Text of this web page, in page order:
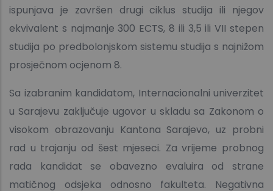
ispunjava je završen drugi ciklus studija ili njegov
ekvivalent s najmanje 300 ECTS, 8 ili 3,5 ili VII stepen
studija po predbolonjskom sistemu studija s najnižom
prosječnom ocjenom 8.
Sa izabranim kandidatom, Internacionalni univerzitet
u Sarajevu zaključuje ugovor u skladu sa Zakonom o
visokom obrazovanju Kantona Sarajevo, uz probni
rad u trajanju od šest mjeseci. Za vrijeme probnog
rada kandidat se obavezno evaluira od strane
matičnog odsjeka odnosno fakulteta. Negativna